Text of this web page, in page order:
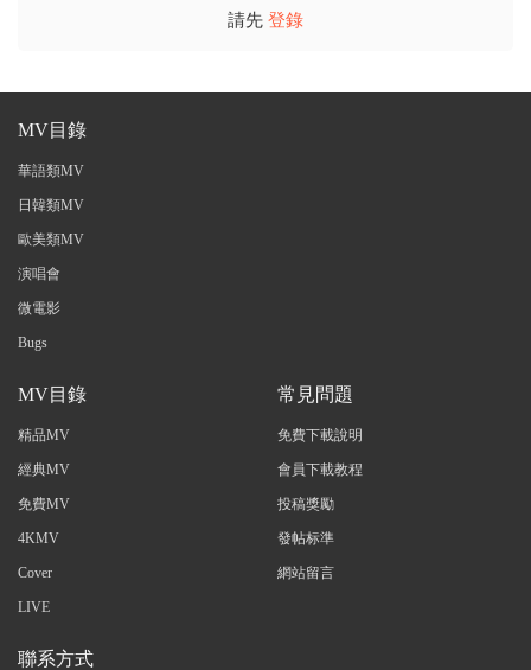
請先 登錄
MV目錄
華語類MV
日韓類MV
歐美類MV
演唱會
微電影
Bugs
MV目錄
精品MV
經典MV
免費MV
4KMV
Cover
LIVE
常見問題
免費下載說明
會員下載教程
投稿獎勵
發帖标準
網站留言
聯系方式